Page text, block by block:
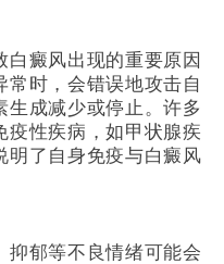
癜风出现的重要原因
常时，会错误地攻击自
生成减少或停止。许多
疫性疾病，如甲状腺疾
明了自身免疫与白癜风
郁等不良情绪可能会